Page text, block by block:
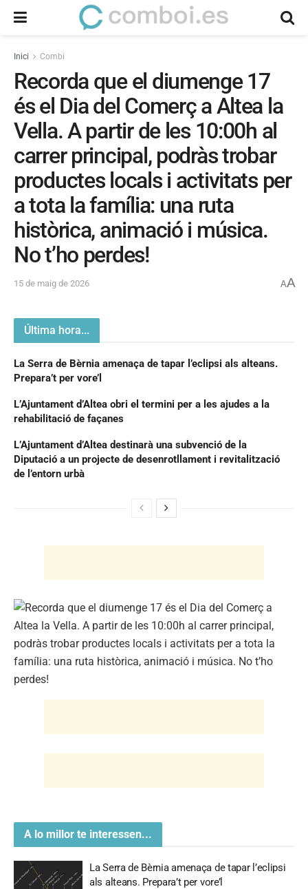
Inici Combi
Recorda que el diumenge 17
és el Dia del Comerç a Altea la
Vella. A partir de les 10:00h al
carrer principal, podràs trobar
productes locals i activitats per
a tota la família: una ruta
històrica, animació i música.
No t’ho perdes!
15 de maig de 2026 AA
Última hora...
La Serra de Bèrnia amenaça de tapar l’eclipsi als alteans.
Prepara’t per vore’l
L’Ajuntament d’Altea obri el termini per a les ajudes a la
rehabilitació de façanes
L’Ajuntament d’Altea destinarà una subvenció de la
Diputació a un projecte de desenrotllament i revitalització
de l’entorn urbà
A lo millor te interessen...
La Serra de Bèrnia amenaça de tapar l’eclipsi
als alteans. Prepara’t per vore’l